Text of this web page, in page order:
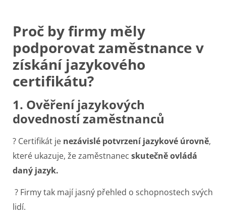
Proč by firmy měly
podporovat zaměstnance v
získání jazykového
certifikátu?
1. Ověření jazykových
dovedností zaměstnanců
? Certifikát je nezávislé potvrzení jazykové úrovně,
které ukazuje, že zaměstnanec skutečně ovládá
daný jazyk.
? Firmy tak mají jasný přehled o schopnostech svých
lidí.